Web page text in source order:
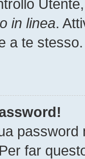
in linea.
a te
far